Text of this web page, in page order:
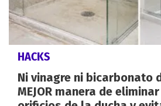
HACKS
Ni vinagre ni bicarbonato
MEJOR manera de